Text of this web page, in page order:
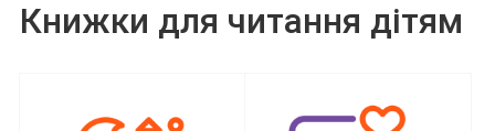
Книжки для читання дітям